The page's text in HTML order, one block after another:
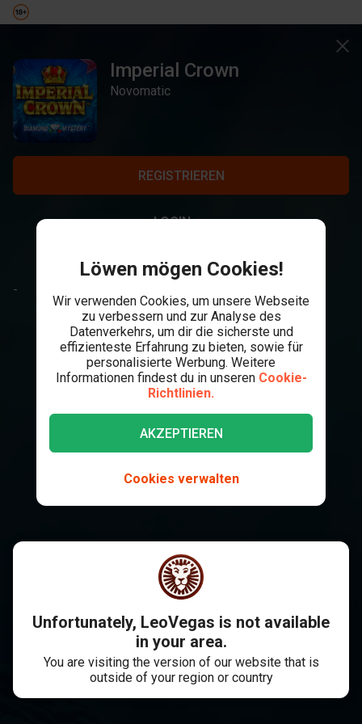
Imperial Crown
Novomatic
REGISTRIEREN
LOGIN
-
Löwen mögen Cookies!
Wir verwenden Cookies, um unsere Webseite
zu verbessern und zur Analyse des
Datenverkehrs, um dir die sicherste und
effizienteste Erfahrung zu bieten, sowie für
personalisierte Werbung. Weitere
Informationen findest du in unseren Cookie-
Richtlinien.
AKZEPTIEREN
Cookies verwalten
Unfortunately, LeoVegas is not available
in your area.
You are visiting the version of our website that is
outside of your region or country